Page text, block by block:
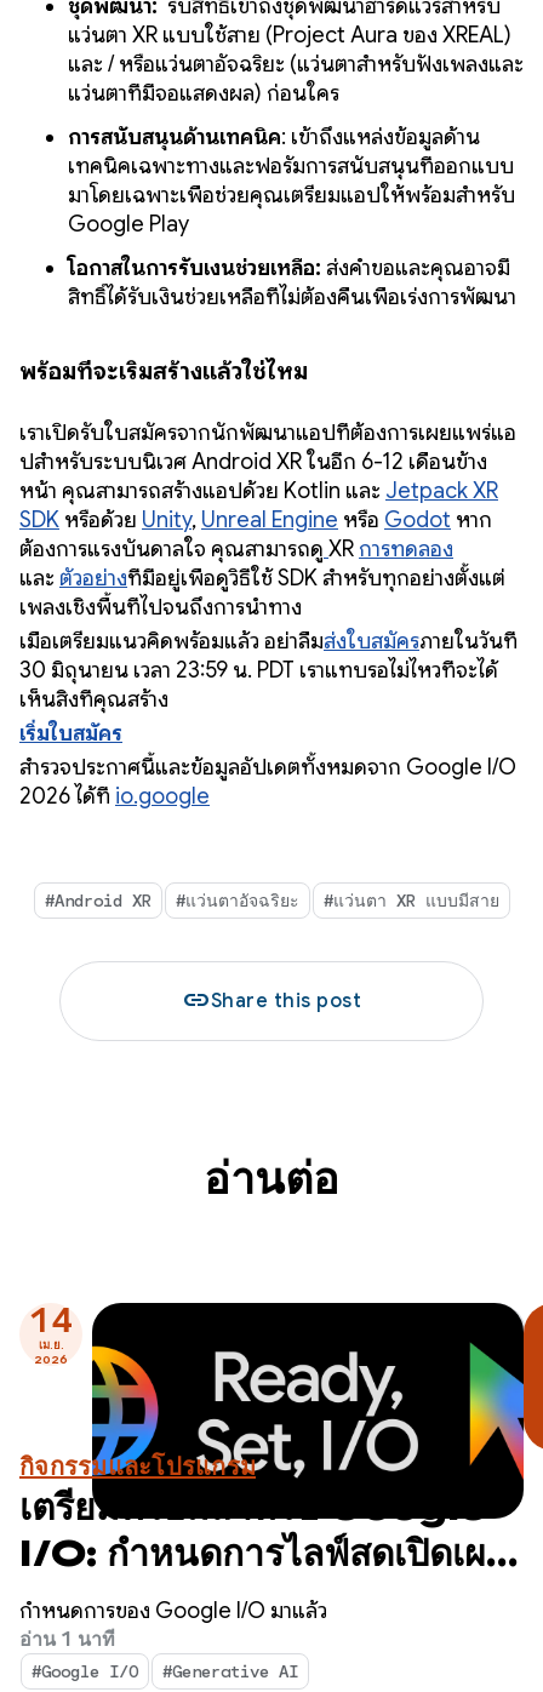
ชุดพัฒนา: รับสิทธิ์เข้าถึงชุดพัฒนาฮาร์ดแวร์สำหรับ
แว่นตา XR แบบใช้สาย (Project Aura ของ XREAL)
และ / หรือแว่นตาอัจฉริยะ (แว่นตาสำหรับฟังเพลงและ
แว่นตาที่มีจอแสดงผล) ก่อนใคร
การสนับสนุนด้านเทคนิค: เข้าถึงแหล่งข้อมูลด้าน
เทคนิคเฉพาะทางและฟอรัมการสนับสนุนที่ออกแบบ
มาโดยเฉพาะเพื่อช่วยคุณเตรียมแอปให้พร้อมสำหรับ
Google Play
โอกาสในการรับเงินช่วยเหลือ: ส่งคำขอและคุณอาจมี
สิทธิ์ได้รับเงินช่วยเหลือที่ไม่ต้องคืนเพื่อเร่งการพัฒนา
พร้อมที่จะเริ่มสร้างแล้วใช่ไหม
เราเปิดรับใบสมัครจากนักพัฒนาแอปที่ต้องการเผยแพร่แอ
ปสำหรับระบบนิเวศ Android XR ในอีก 6-12 เดือนข้าง
หน้า คุณสามารถสร้างแอปด้วย Kotlin และ Jetpack XR
SDK หรือด้วย Unity, Unreal Engine หรือ Godot หาก
ต้องการแรงบันดาลใจ คุณสามารถดู XR การทดลอง
และ ตัวอย่างที่มีอยู่เพื่อดูวิธีใช้ SDK สำหรับทุกอย่างตั้งแต่
เพลงเชิงพื้นที่ไปจนถึงการนำทาง
เมื่อเตรียมแนวคิดพร้อมแล้ว อย่าลืมส่งใบสมัครภายในวันที่
30 มิถุนายน เวลา 23:59 น. PDT เราแทบรอไม่ไหวที่จะได้
เห็นสิ่งที่คุณสร้าง
เริ่มใบสมัคร
สำรวจประกาศนี้และข้อมูลอัปเดตทั้งหมดจาก Google I/O
2026 ได้ที่ io.google
#Android XR #แว่นตาอัจฉริยะ #แว่นตา XR แบบมีสาย
linkShare this post
อ่านต่อ
14
เม.ย.
2026
กิจกรรมและโปรแกรม
เตรียมพร้อมสำหรับ Google
I/O: กำหนดการไลฟ์สดเปิดเผย
แล้ว
กำหนดการของ Google I/O มาแล้ว
อ่าน 1 นาที
#Google I/O #Generative AI